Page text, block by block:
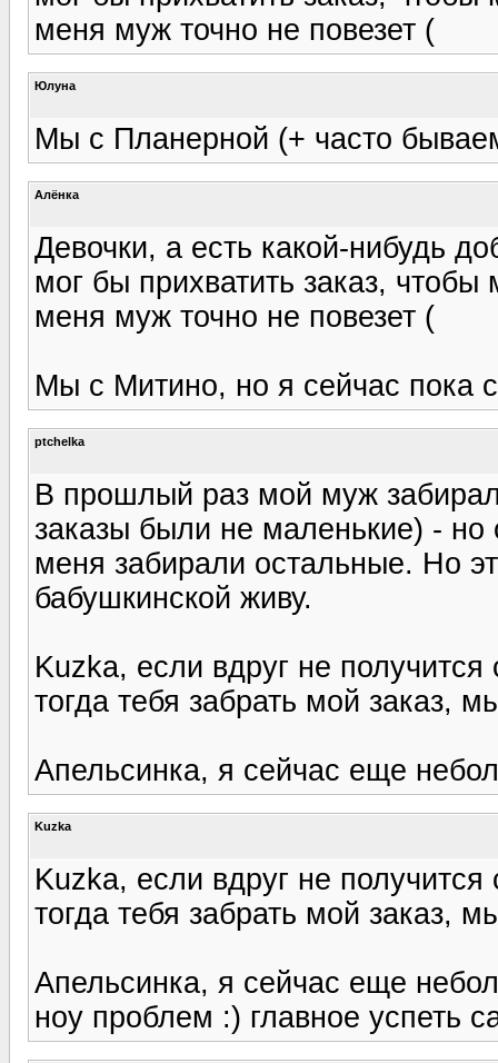
меня муж точно не повезет (
Юлуна
Мы с Планерной (+ часто
Алёнка
Девочки, а есть какой-нибудь
мог бы прихватить заказ,
меня муж точно не повезет (
Мы с Митино, но я сейчас пока
ptchelka
В прошлый раз мой муж
заказы были не маленькие) -
меня забирали остальные. Но
бабушкинской живу.
Kuzka, если вдруг не
тогда тебя забрать мой заказ,
Апельсинка, я сейчас еще
Kuzka
Kuzka, если вдруг не
тогда тебя забрать мой заказ,
Апельсинка, я сейчас еще
ноу проблем :) главное успеть